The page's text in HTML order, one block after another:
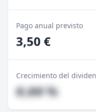
Pago anual previsto
3,50 €
Crecimiento del
#,## %